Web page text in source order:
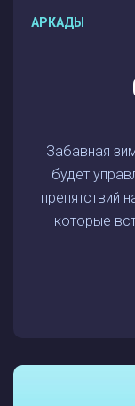
АРКАДЫ
Забавная
будет
препятствий
которые